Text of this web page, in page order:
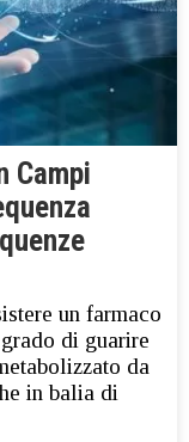
Campi
un farmaco
di guarire
da
in balia di